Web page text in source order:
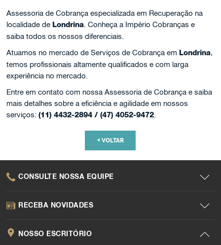
Assessoria de Cobrança especializada em Recuperação na
localidade de Londrina. Conheça a Império Cobranças e
saiba todos os nossos diferenciais.
Atuamos no mercado de Serviços de Cobrança em Londrina,
temos profissionais altamente qualificados e com larga
experiência no mercado.
Entre em contato com nossa Assessoria de Cobrança e saiba
mais detalhes sobre a eficiência e agilidade em nossos
serviços:(11) 4432-2894 / (47) 4052-9472.
<VOLTAR
CONSULTE NOSSA EQUIPE
RECEBA NOVIDADES
NOSSO ESCRITÓRIO